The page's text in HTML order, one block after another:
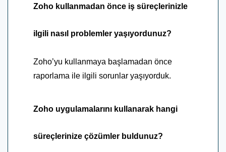
Zoho kullanmadan önce iş süreçlerinizle
ilgili nasıl problemler yaşıyordunuz?
Zoho’yu kullanmaya başlamadan önce
raporlama ile ilgili sorunlar yaşıyorduk.
Zoho uygulamalarını kullanarak hangi
süreçlerinize çözümler buldunuz?